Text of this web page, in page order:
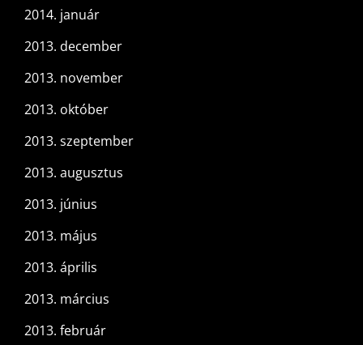
2014. január
2013. december
2013. november
2013. október
2013. szeptember
2013. augusztus
2013. június
2013. május
2013. április
2013. március
2013. február